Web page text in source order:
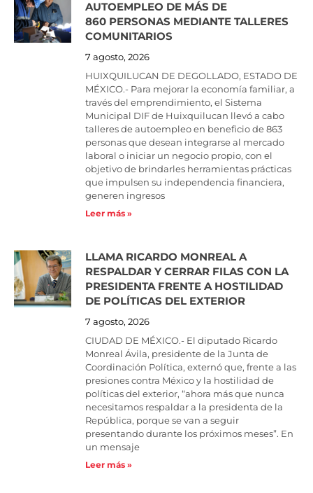
AUTOEMPLEO DE MÁS DE
860 PERSONAS MEDIANTE TALLERES
COMUNITARIOS
7 agosto, 2026
HUIXQUILUCAN DE DEGOLLADO, ESTADO DE
MÉXICO.- Para mejorar la economía familiar, a
través del emprendimiento, el Sistema
Municipal DIF de Huixquilucan llevó a cabo
talleres de autoempleo en beneficio de 863
personas que desean integrarse al mercado
laboral o iniciar un negocio propio, con el
objetivo de brindarles herramientas prácticas
que impulsen su independencia financiera,
generen ingresos
Leer más »
LLAMA RICARDO MONREAL A
RESPALDAR Y CERRAR FILAS CON LA
PRESIDENTA FRENTE A HOSTILIDAD
DE POLÍTICAS DEL EXTERIOR
7 agosto, 2026
CIUDAD DE MÉXICO.- El diputado Ricardo
Monreal Ávila, presidente de la Junta de
Coordinación Política, externó que, frente a las
presiones contra México y la hostilidad de
políticas del exterior, “ahora más que nunca
necesitamos respaldar a la presidenta de la
República, porque se van a seguir
presentando durante los próximos meses”. En
un mensaje
Leer más »